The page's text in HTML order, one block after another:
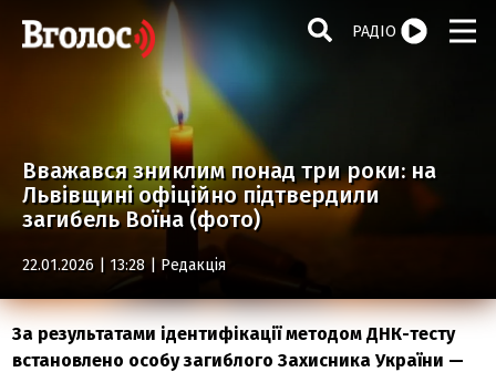
РАДІО
Вважався зниклим понад три роки: на
Львівщині офіційно підтвердили
загибель Воїна (фото)
22.01.2026 | 13:28 | Редакція
За результатами ідентифікації методом ДНК-тесту
встановлено особу загиблого Захисника України —